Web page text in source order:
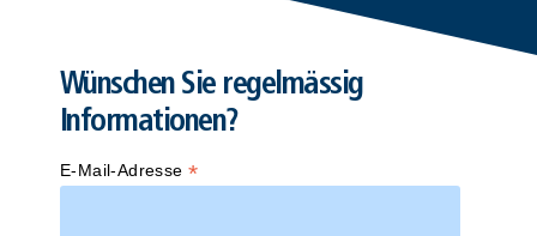
Wünschen Sie regelmässig
Informationen?
E-Mail-Adresse*